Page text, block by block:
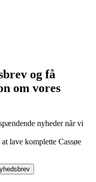
og få
om vores
nyheder når vi
lave komplette Cassøe